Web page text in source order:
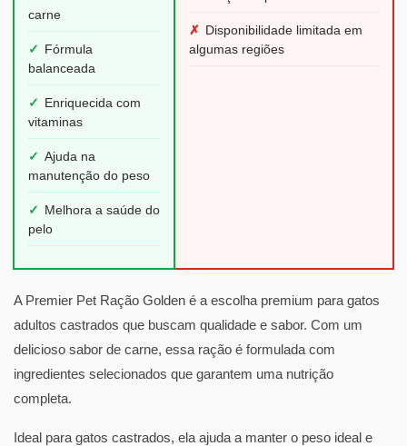
carne
✓ Fórmula
balanceada
✓ Enriquecida com
vitaminas
✓ Ajuda na
manutenção do peso
✓ Melhora a saúde do
pelo
✗ Disponibilidade limitada em
algumas regiões
A Premier Pet Ração Golden é a escolha premium para gatos
adultos castrados que buscam qualidade e sabor. Com um
delicioso sabor de carne, essa ração é formulada com
ingredientes selecionados que garantem uma nutrição
completa.
Ideal para gatos castrados, ela ajuda a manter o peso ideal e